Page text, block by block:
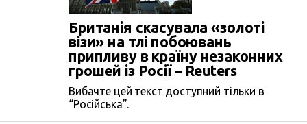
Британія скасувала «золоті
візи» на тлі побоювань
припливу в країну незаконних
грошей із Росії – Reuters
Вибачте цей текст доступний тільки в
“Російська”.